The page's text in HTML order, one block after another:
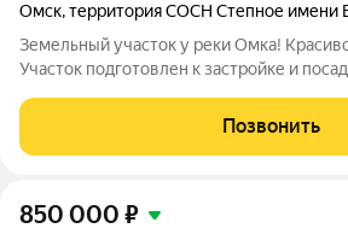
Омск,территория СОСН Степное имени
Земельный участок у реки Омка!
Участок подготовлен к застройке и
установлено видеонаблюдение, аллеи
Электричество и общественный
Позвонить
850 000 ₽